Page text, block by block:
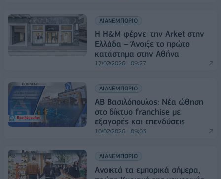
ΛΙΑΝΕΜΠΟΡΙΟ
Η H&M φέρνει την Arket στην
Ελλάδα – Άνοιξε το πρώτο
κατάστημα στην Αθήνα
17/02/2026 - 09:27
ΛΙΑΝΕΜΠΟΡΙΟ
ΑΒ Βασιλόπουλος: Νέα ώθηση
στο δίκτυο franchise με
εξαγορές και επενδύσεις
10/02/2026 - 09:03
ΛΙΑΝΕΜΠΟΡΙΟ
Ανοικτά τα εμπορικά σήμερα,